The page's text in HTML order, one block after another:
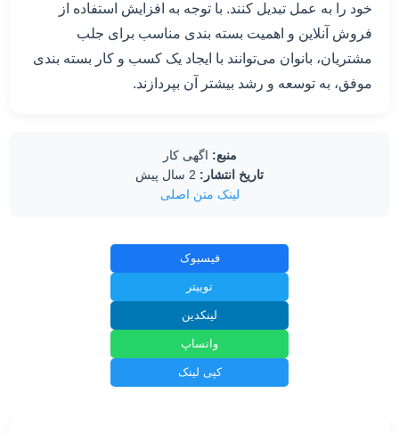
خود را به عمل تبدیل کنند. با توجه به افزایش استفاده از
فروش آنلاین و اهمیت بسته بندی مناسب برای جلب
مشتریان، بانوان می‌توانند با ایجاد یک کسب و کار بسته بندی
موفق، به توسعه و رشد بیشتر آن بپردازند.
منبع: اگهی کار
تاریخ انتشار:
لینک متن اصلی
فیسبوک
توییتر
لینکدین
واتساپ
کپی لینک